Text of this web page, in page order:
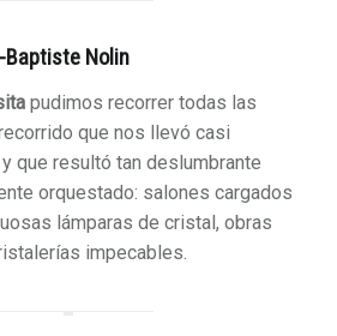
Baptiste Nolin
pudimos recorrer todas las
que nos llevó casi
que resultó tan deslumbrante
orquestado: salones cargados
lámparas de cristal, obras
impecables.